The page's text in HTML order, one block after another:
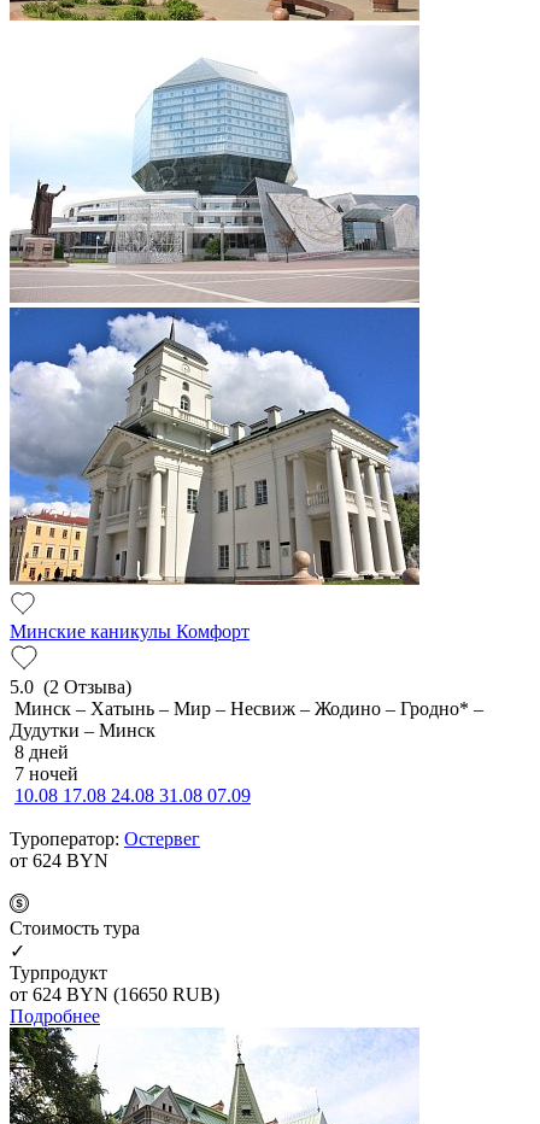
Минские каникулы Комфорт
5.0 (2 Отзыва)
Минск – Хатынь – Мир – Несвиж – Жодино – Гродно* –
Дудутки – Минск
8 дней
7 ночей
10.08 17.08 24.08 31.08 07.09
Туроператор: Остервег
от 624 BYN
Cтоимость тура
✓
Турпродукт
от 624 BYN (16650 RUB)
Подробнее